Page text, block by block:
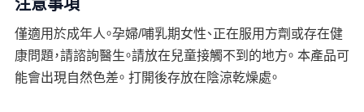
僅適用於成年人。孕婦/哺乳期女性、正在服用方劑或存在健
康問題，請諮詢醫生。請放在兒童接觸不到的地方。 本產品可
能會出現自然色差。 打開後存放在陰涼乾燥處。